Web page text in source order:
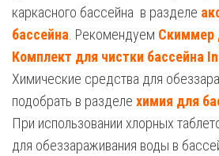
каркасного бассейна в разделе
бассейна. Рекомендуем Скиммер
Комплект для чистки бассейна
Химические средства для
подобрать в разделе химия для
При использовании хлорных
для обеззараживания воды в